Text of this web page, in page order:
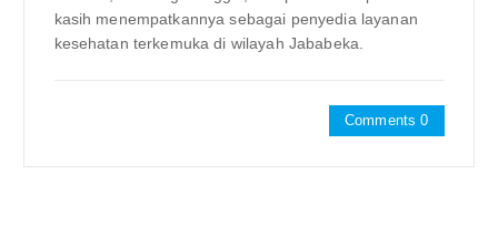
kasih menempatkannya sebagai penyedia layanan
kesehatan terkemuka di wilayah Jababeka.
Comments 0